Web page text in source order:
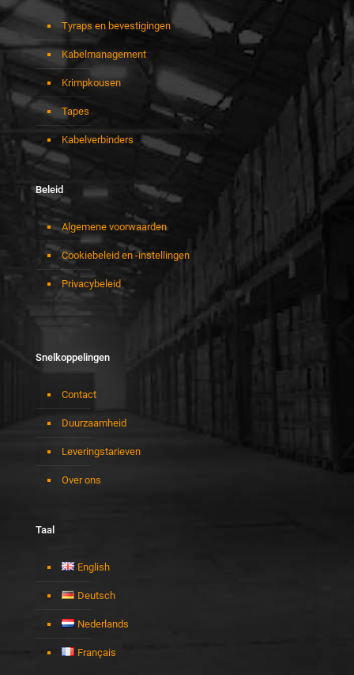
Tyraps en bevestigingen
Kabelmanagement
Krimpkousen
Tapes
Kabelverbinders
Beleid
Algemene voorwaarden
Cookiebeleid en -instellingen
Privacybeleid
Snelkoppelingen
Contact
Duurzaamheid
Leveringstarieven
Over ons
Taal
English
Deutsch
Nederlands
Français